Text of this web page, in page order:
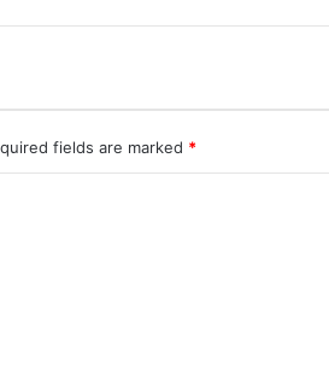
fields are marked *